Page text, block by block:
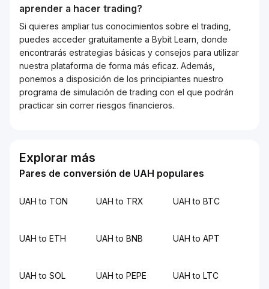
aprender a hacer trading?
Si quieres ampliar tus conocimientos sobre el trading,
puedes acceder gratuitamente a Bybit Learn, donde
encontrarás estrategias básicas y consejos para utilizar
nuestra plataforma de forma más eficaz. Además,
ponemos a disposición de los principiantes nuestro
programa de simulación de trading con el que podrán
practicar sin correr riesgos financieros.
Explorar más
Pares de conversión de UAH populares
UAH to TON UAH to TRX UAH to BTC
UAH to ETH UAH to BNB UAH to APT
UAH to SOL UAH to PEPE UAH to LTC